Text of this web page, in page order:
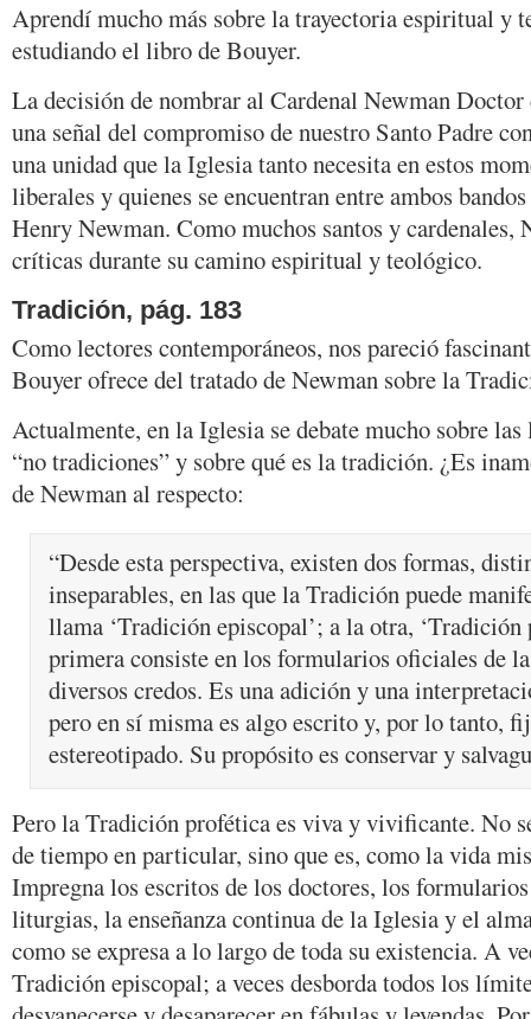
Aprendí mucho más sobre la trayectoria espiritual y
estudiando el libro de Bouyer.
La decisión de nombrar al Cardenal Newman
una señal del compromiso de nuestro Santo Padre
una unidad que la Iglesia tanto necesita en estos
liberales y quienes se encuentran entre ambos
Henry Newman. Como muchos santos y cardenales,
críticas durante su camino espiritual y teológico.
Tradición, pág. 183
Como lectores contemporáneos, nos pareció
Bouyer ofrece del tratado de Newman sobre la
Actualmente, en la Iglesia se debate mucho sobre
“no tradiciones” y sobre qué es la tradición. ¿Es
de Newman al respecto:
“Desde esta perspectiva, existen dos formas,
inseparables, en las que la Tradición puede
llama ‘Tradición episcopal’; a la otra, ‘Tradición
primera consiste en los formularios oficiales de
diversos credos. Es una adición y una
pero en sí misma es algo escrito y, por lo tanto,
estereotipado. Su propósito es conservar y
Pero la Tradición profética es viva y vivificante. No
de tiempo en particular, sino que es, como la vida
Impregna los escritos de los doctores, los
liturgias, la enseñanza continua de la Iglesia y el
como se expresa a lo largo de toda su existencia. A
Tradición episcopal; a veces desborda todos los